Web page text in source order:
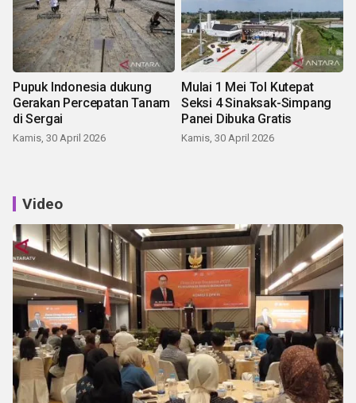
Pupuk Indonesia dukung
Gerakan Percepatan Tanam
di Sergai
Kamis, 30 April 2026
Mulai 1 Mei Tol Kutepat
Seksi 4 Sinaksak-Simpang
Panei Dibuka Gratis
Kamis, 30 April 2026
Video